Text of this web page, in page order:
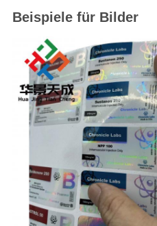
Beispiele für Bilder